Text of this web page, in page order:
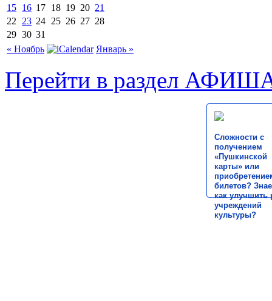
15 16 17 18 19 20 21
22
23 24 25 26 27 28
29 30 31
« Ноябрь
Январь »
Перейти в раздел
Сложности с
получением
«Пушкинской
карты» или
билетов?
как улучшить
учреждений
культуры?